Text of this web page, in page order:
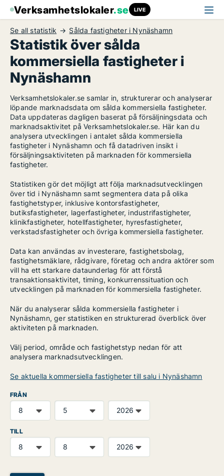
Verksamhetslokaler.se LIVE
Se all statistik Sålda fastigheter i Nynäshamn
Statistik över sålda
kommersiella fastigheter i
Nynäshamn
Verksamhetslokaler.se samlar in, strukturerar och analyserar
löpande marknadsdata om sålda kommersiella fastigheter.
Data uppdateras dagligen baserat på försäljningsdata och
marknadsaktivitet på Verksamhetslokaler.se. Här kan du
analysera utvecklingen i antalet sålda kommersiella
fastigheter i Nynäshamn och få datadriven insikt i
försäljningsaktiviteten på marknaden för kommersiella
fastigheter.
Statistiken gör det möjligt att följa marknadsutvecklingen
över tid i Nynäshamn samt segmentera data på olika
fastighetstyper, inklusive kontorsfastigheter,
butiksfastigheter, lagerfastigheter, industrifastigheter,
klinikfastigheter, hotellfastigheter, hyresfastigheter,
verkstadsfastigheter och övriga kommersiella fastigheter.
Data kan användas av investerare, fastighetsbolag,
fastighetsmäklare, rådgivare, företag och andra aktörer som
vill ha ett starkare dataunderlag för att förstå
transaktionsaktivitet, timing, konkurrenssituation och
utvecklingen på marknaden för kommersiella fastigheter.
När du analyserar sålda kommersiella fastigheter i
Nynäshamn, ger statistiken en strukturerad överblick över
aktiviteten på marknaden.
Välj period, område och fastighetstyp nedan för att
analysera marknadsutvecklingen.
Se aktuella kommersiella fastigheter till salu i Nynäshamn
FRÅN
TILL